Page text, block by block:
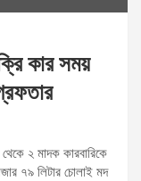
কার সময়
২ মাদক কারবারিকে
৭৯ লিটার চোলাই মদ